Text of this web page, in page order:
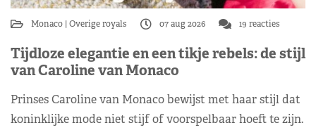
Monaco Overige royals 07 aug 2026 19 reacties
Tijdloze elegantie en een tikje rebels: de stijl
van Caroline van Monaco
Prinses Caroline van Monaco bewijst met haar stijl dat
koninklijke mode niet stijf of voorspelbaar hoeft te zijn.